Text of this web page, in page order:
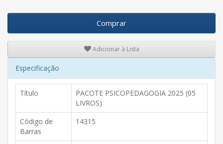
Comprar
Adicionar à Lista
Especificação
Título
PACOTE PSICOPEDAGOGIA 2025 (05
LIVROS)
Código de
Barras
14315